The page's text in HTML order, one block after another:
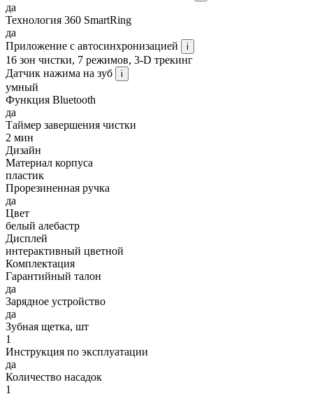
да
Технология 360 SmartRing
да
Приложение с автосинхронизацией
i
16 зон чистки, 7 режимов, 3-D трекинг
Датчик нажима на зуб
i
умный
Функция Bluetooth
да
Таймер завершения чистки
2 мин
Дизайн
Материал корпуса
пластик
Прорезиненная ручка
да
Цвет
белый алебастр
Дисплей
интерактивный цветной
Комплектация
Гарантийный талон
да
Зарядное устройство
да
Зубная щетка, шт
1
Инструкция по эксплуатации
да
Количество насадок
1